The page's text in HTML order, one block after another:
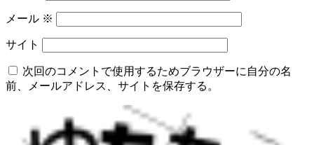
メール ※
サイト
次回のコメントで使用するためブラウザーに自分の名
前、メールアドレス、サイトを保存する。